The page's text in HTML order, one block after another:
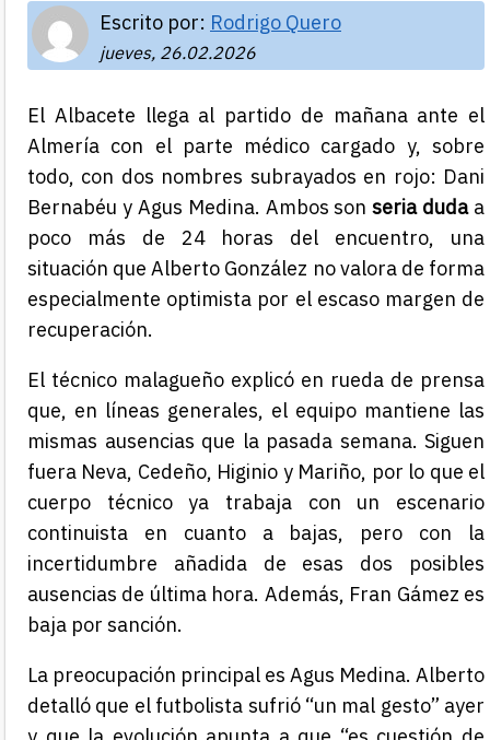
Escrito por: Rodrigo Quero
jueves, 26.02.2026
El Albacete llega al partido de mañana ante el
Almería con el parte médico cargado y, sobre
todo, con dos nombres subrayados en rojo: Dani
Bernabéu y Agus Medina. Ambos sonseria dudaa
poco más de 24 horas del encuentro, una
situación que Alberto González no valora de forma
especialmente optimista por el escaso margen de
recuperación.
El técnico malagueño explicó en rueda de prensa
que, en líneas generales, el equipo mantiene las
mismas ausencias que la pasada semana. Siguen
fuera Neva, Cedeño, Higinio y Mariño, por lo que el
cuerpo técnico ya trabaja con un escenario
continuista en cuanto a bajas, pero con la
incertidumbre añadida de esas dos posibles
ausencias de última hora. Además, Fran Gámez es
baja por sanción.
La preocupación principal es Agus Medina. Alberto
detalló que el futbolista sufrió “un mal gesto” ayer